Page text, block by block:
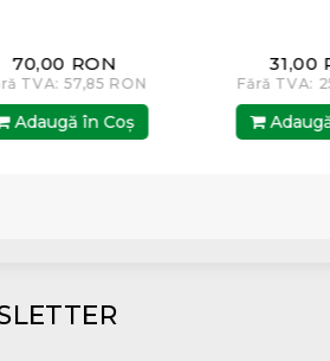
RON
Coş
31,00 RON
Fără TVA: 25,62 RON
Adaugă în Coş